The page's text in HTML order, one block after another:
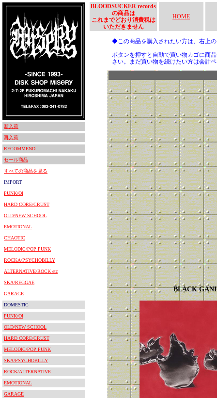
新入荷
再入荷
RECOMMEND
セール商品
すべての商品を見る
IMPORT
PUNK/OI
HARD CORE/CRUST
OLD/NEW SCHOOL
EMOTIONAL
CHAOTIC
MELODIC/POP PUNK
ROCKA/PSYCHOBILLY
ALTERNATIVE/ROCK etc
SKA/REGGAE
GARAGE
DOMESTIC
PUNK/OI
OLD/NEW SCHOOL
HARD CORE/CRUST
MELODIC/POP PUNK
SKA/PSYCHOBILLY
ROCK/ALTERNATIVE
EMOTIONAL
GARAGE
BLOODSUCKER records
の商品は
これまでどおり消費税は
いただきません
HOME
◆この商品を購入されたい方は、右上
ボタンを押すと自動で買い物カゴに商
さい。まだ買い物を続けたい方は会計
BLACK